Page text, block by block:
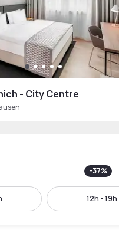
- City Centre
-37%
12h - 19h